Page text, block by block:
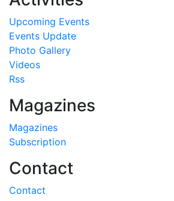
Upcoming Events
Events Update
Photo Gallery
Videos
Rss
Magazines
Magazines
Subscription
Contact
Contact